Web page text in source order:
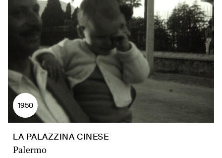
1950
LA PALAZZINA CINESE
Palermo